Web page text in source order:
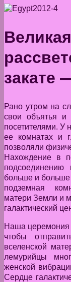
закате
Рано утром на
свои объятья
посетителями. У
ее комнатах и
позволяли
Нахождение в
больше и больше
подземная
матери Земли и
галактический
Наша церемония
чтобы
вселенской
лемурийцы
женской
Сердце